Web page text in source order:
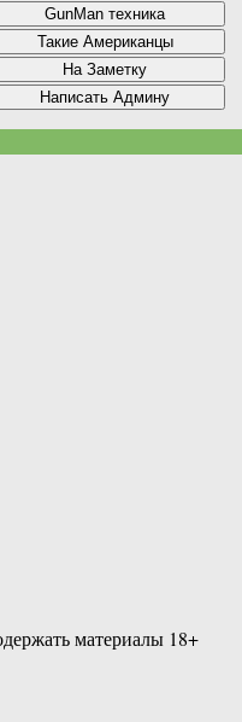
материалы 18+